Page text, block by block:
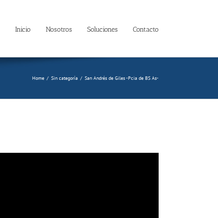
Inicio Nosotros Soluciones Contacto
Home / Sin categoría / San Andrés de Giles -Pcia de BS As-